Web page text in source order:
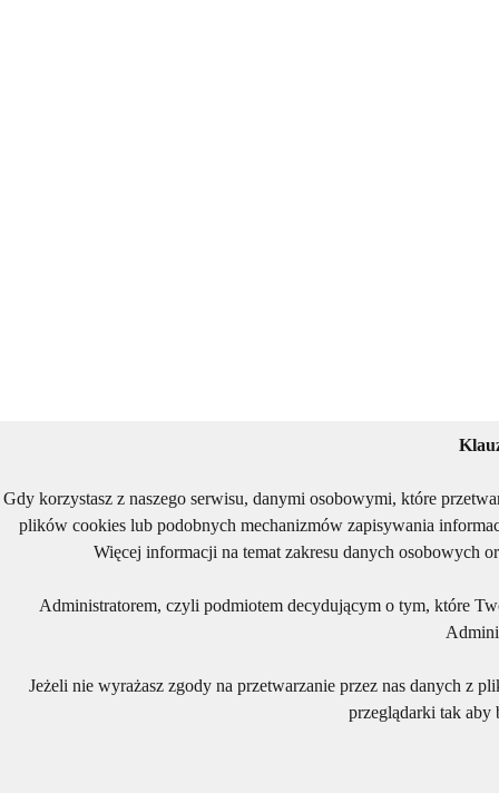
Gdy korzystasz z naszego serwisu, danymi osobowymi, które
plików cookies lub podobnych mechanizmów zapisywania
Więcej informacji na temat zakresu danych osobowych
Administratorem, czyli podmiotem decydującym o tym, które
Jeżeli nie wyrażasz zgody na przetwarzanie przez nas danych z
przeglądarki tak aby